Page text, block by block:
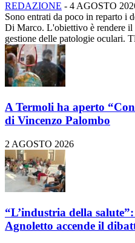
REDAZIONE - 4 AGOSTO
Sono entrati da poco in reparto i
Di Marco. L'obiettivo è rendere il
gestione delle patologie oculari.
A Termoli ha aperto
di Vincenzo Palombo
2 AGOSTO 2026
“L’industria della
Agnoletto accende il